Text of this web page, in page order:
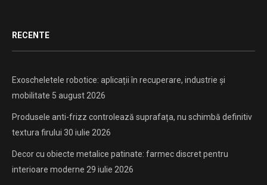
RECENTE
Exoscheletele robotice: aplicații în recuperare, industrie și
mobilitate 5 august 2026
Produsele anti-frizz controlează suprafața, nu schimbă definitiv
textura firului 30 iulie 2026
Decor cu obiecte metalice patinate: farmec discret pentru
interioare moderne 29 iulie 2026